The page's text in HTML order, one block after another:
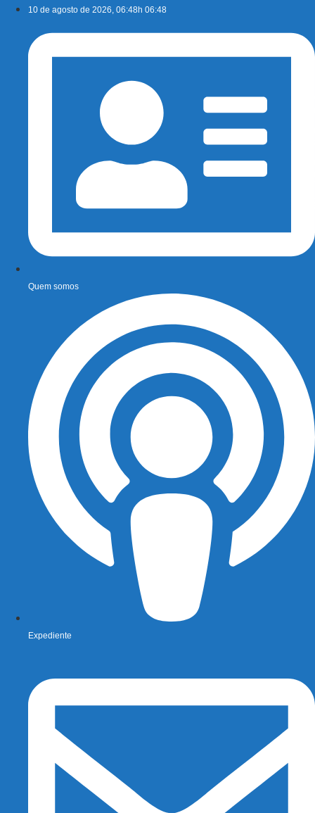
conteúdo
10 de agosto de 2026, 06:48h 06:48
Quem somos
Expediente